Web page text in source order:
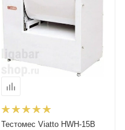
Тестомес Viatto HWH-15B